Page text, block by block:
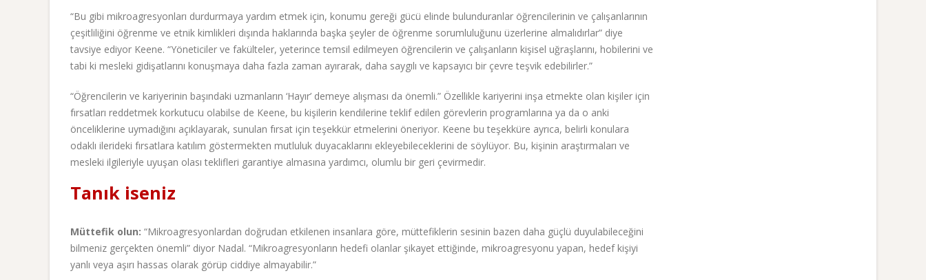
“Bu gibi mikroagresyonları durdurmaya yardım etmek için, konumu gereği gücü elinde bulunduranlar öğrencilerinin ve çalışanlarının
çeşitliliğini öğrenme ve etnik kimlikleri dışında haklarında başka şeyler de öğrenme sorumluluğunu üzerlerine almalıdırlar” diye
tavsiye ediyor Keene. “Yöneticiler ve fakülteler, yeterince temsil edilmeyen öğrencilerin ve çalışanların kişisel uğraşlarını, hobilerini ve
tabi ki mesleki gidişatlarını konuşmaya daha fazla zaman ayırarak, daha saygılı ve kapsayıcı bir çevre teşvik edebilirler.”
“Öğrencilerin ve kariyerinin başındaki uzmanların ‘Hayır’ demeye alışması da önemli.” Özellikle kariyerini inşa etmekte olan kişiler için
fırsatları reddetmek korkutucu olabilse de Keene, bu kişilerin kendilerine teklif edilen görevlerin programlarına ya da o anki
önceliklerine uymadığını açıklayarak, sunulan fırsat için teşekkür etmelerini öneriyor. Keene bu teşekküre ayrıca, belirli konulara
odaklı ilerideki fırsatlara katılım göstermekten mutluluk duyacaklarını ekleyebileceklerini de söylüyor. Bu, kişinin araştırmaları ve
mesleki ilgileriyle uyuşan olası teklifleri garantiye almasına yardımcı, olumlu bir geri çevirmedir.
Tanık iseniz
Müttefik olun: “Mikroagresyonlardan doğrudan etkilenen insanlara göre, müttefiklerin sesinin bazen daha güçlü duyulabileceğini
bilmeniz gerçekten önemli” diyor Nadal. “Mikroagresyonların hedefi olanlar şikayet ettiğinde, mikroagresyonu yapan, hedef kişiyi
yanlı veya aşırı hassas olarak görüp ciddiye almayabilir.”